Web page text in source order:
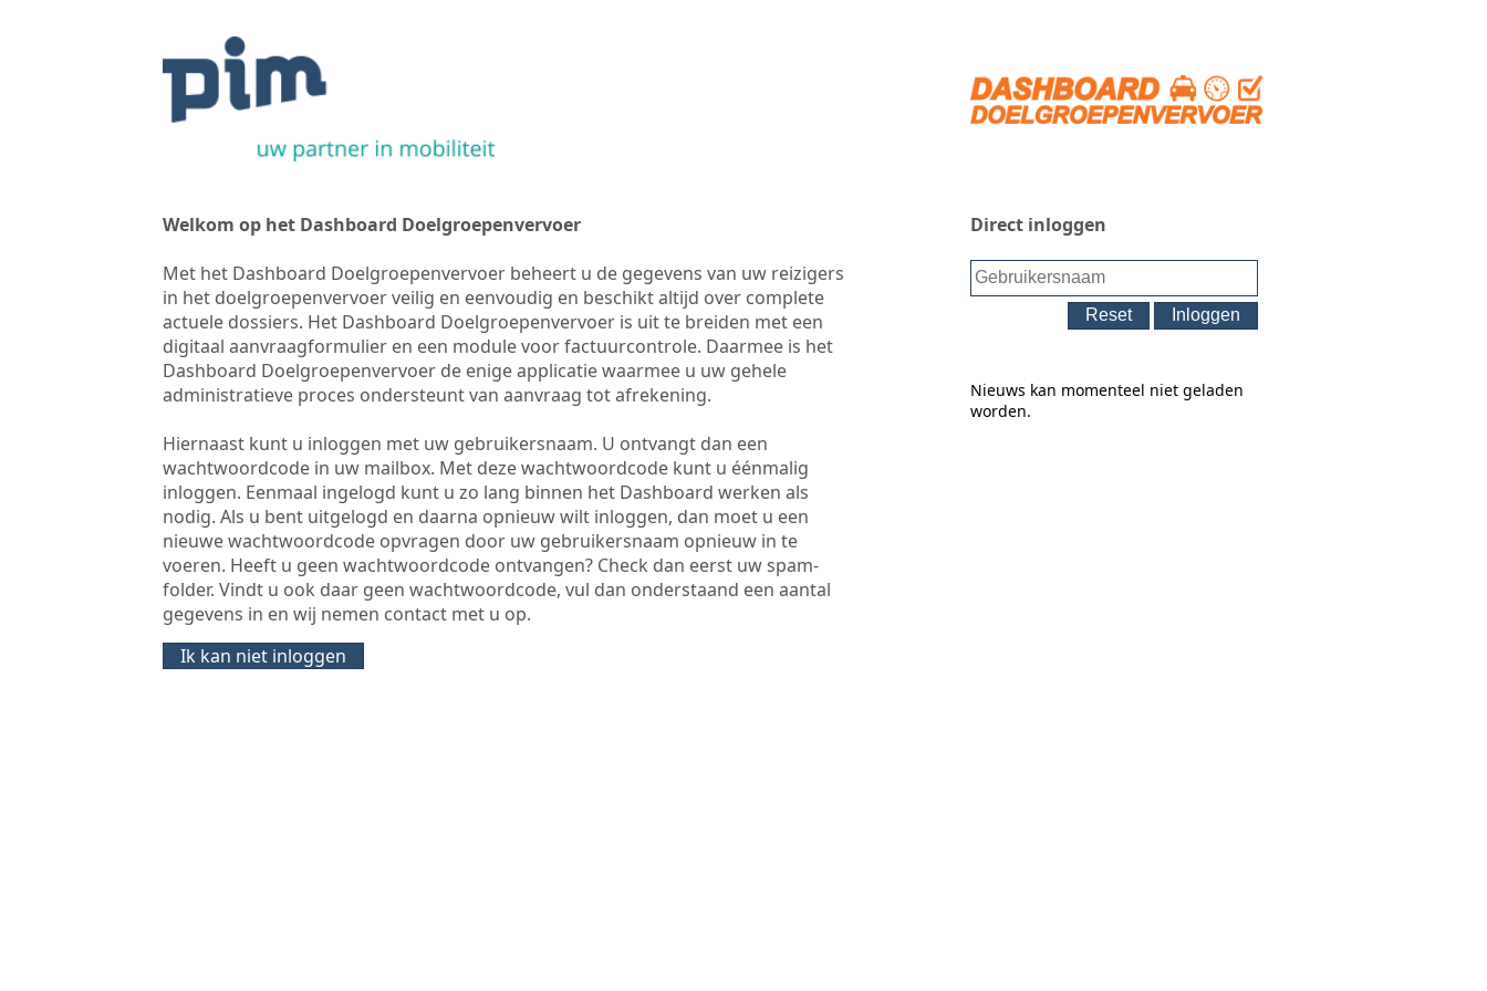
Welkom op het Dashboard Doelgroepenvervoer
Met het Dashboard Doelgroepenvervoer beheert u de gegevens van uw reizigers
in het doelgroepenvervoer veilig en eenvoudig en beschikt altijd over complete
actuele dossiers. Het Dashboard Doelgroepenvervoer is uit te breiden met een
digitaal aanvraagformulier en een module voor factuurcontrole. Daarmee is het
Dashboard Doelgroepenvervoer de enige applicatie waarmee u uw gehele
administratieve proces ondersteunt van aanvraag tot afrekening.
Hiernaast kunt u inloggen met uw gebruikersnaam. U ontvangt dan een
wachtwoordcode in uw mailbox. Met deze wachtwoordcode kunt u éénmalig
inloggen. Eenmaal ingelogd kunt u zo lang binnen het Dashboard werken als
nodig. Als u bent uitgelogd en daarna opnieuw wilt inloggen, dan moet u een
nieuwe wachtwoordcode opvragen door uw gebruikersnaam opnieuw in te
voeren. Heeft u geen wachtwoordcode ontvangen? Check dan eerst uw spam-
folder. Vindt u ook daar geen wachtwoordcode, vul dan onderstaand een aantal
gegevens in en wij nemen contact met u op.
Ik kan niet inloggen
Direct inloggen